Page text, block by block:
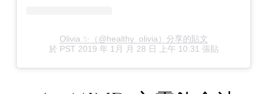
Olivia ✨（@healthy_olivia）分享的貼文
於 PST 2019 年 1月 月 28 日 上午 10:31 張貼